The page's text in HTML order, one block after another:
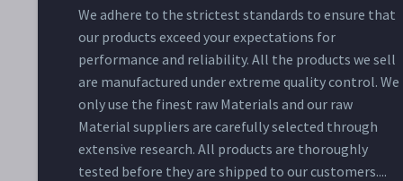
gravida nibh vel velit
auctor aliquet. Aenean
sollicitudin, lorem quis
bibendum auctor, nisi elit
consequat ipsum, nec
sagittis sem nibh id elit.
Simple Shop Page (Demo)
Lorem Ipsum. Proin gravida nibh vel
velit auctor aliquet. Aenean
sollicitudin, lorem quis bibendum
auctor, nisi elit consequat ipsum,
nec sagittis sem nibh id elit.
We adhere to the strictest standards to ensure that
our products exceed your expectations for
performance and reliability. All the products we sell
are manufactured under extreme quality control. We
only use the finest raw Materials and our raw
Material suppliers are carefully selected through
extensive research. All products are thoroughly
tested before they are shipped to our customers....